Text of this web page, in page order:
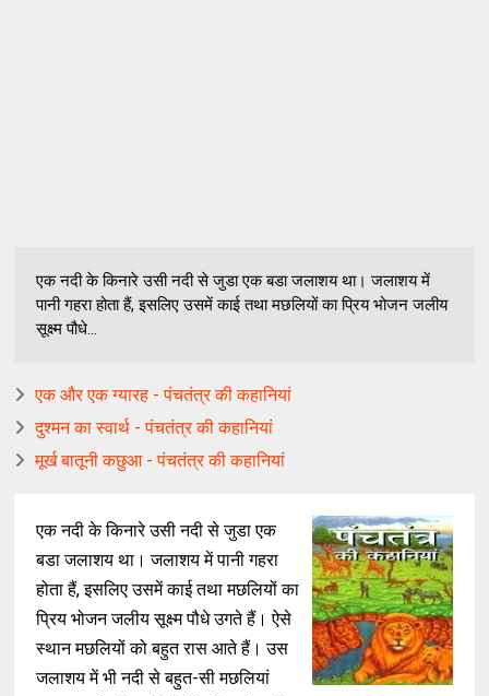
एक नदी के किनारे उसी नदी से जुडा एक बडा जलाशय था। जलाशय में
पानी गहरा होता हैं, इसलिए उसमें काई तथा मछलियों का प्रिय भोजन जलीय
सूक्ष्म पौधे...
एक और एक ग्यारह - पंचतंत्र की कहानियां
दुश्मन का स्वार्थ - पंचतंत्र की कहानियां
मूर्ख बातूनी कछुआ - पंचतंत्र की कहानियां
एक नदी के किनारे उसी नदी से जुडा एक
बडा जलाशय था। जलाशय में पानी गहरा
होता हैं, इसलिए उसमें काई तथा मछलियों का
प्रिय भोजन जलीय सूक्ष्म पौधे उगते हैं। ऐसे
स्थान मछलियों को बहुत रास आते हैं। उस
जलाशय में भी नदी से बहुत-सी मछलियां